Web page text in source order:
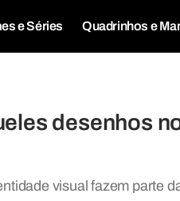
e Séries Quadrinhos e
desenhos
visual fazem parte